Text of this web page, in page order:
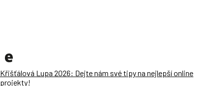
Křišťálová Lupa 2026: Dejte nám své tipy na nejlepší online
projekty!